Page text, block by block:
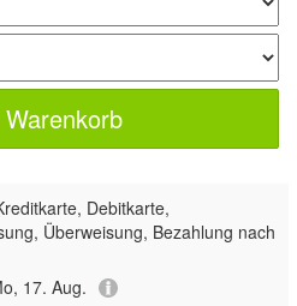
Debitkarte,
Überweisung, Bezahlung nach
17. Aug.